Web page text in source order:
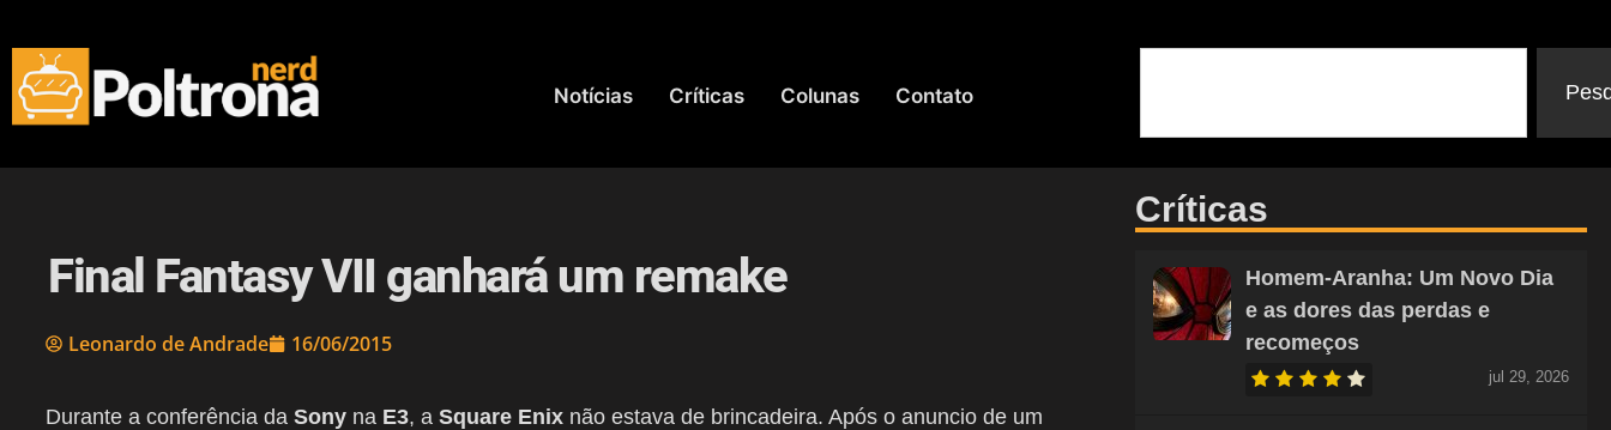
Notícias Críticas Colunas Contato
Final Fantasy VII ganhará um remake
Leonardo de Andrade 16/06/2015
Durante a conferência da Sony na E3, a Square Enix não estava de brincadeira. Após o anuncio de um
Críticas
Homem-Aranha: Um Novo Dia
e as dores das perdas e
recomeços
jul 29, 2026